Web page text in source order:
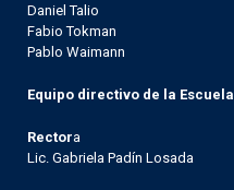
Daniel Talio
Fabio Tokman
Pablo Waimann
Equipo directivo de la Escuela
Rectora
Lic. Gabriela Padín Losada